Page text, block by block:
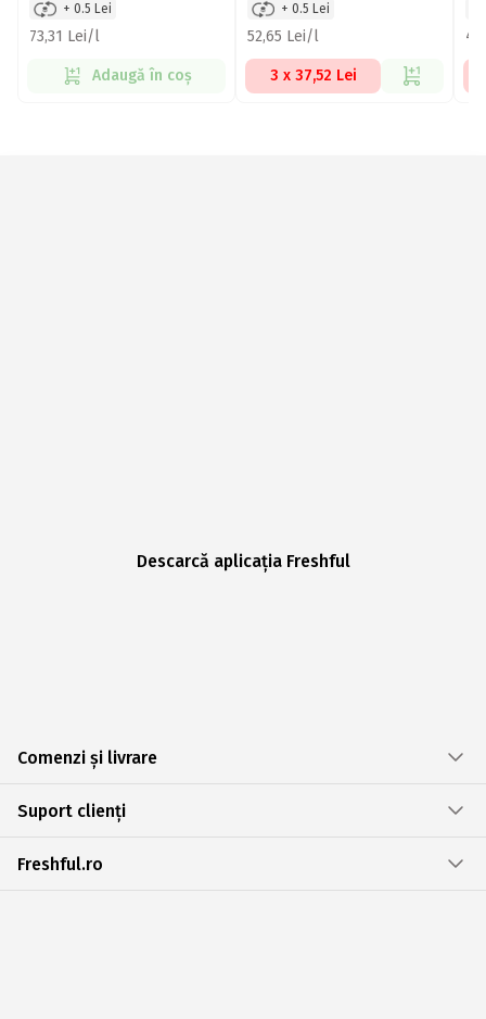
+ 0.5 Lei
73,31 Lei/l
Adaugă în coș
+ 0.5 Lei
52,65 Lei/l
3 x 37,52 Lei
Descarcă aplicația Freshful
Comenzi și livrare
Suport clienți
Freshful.ro